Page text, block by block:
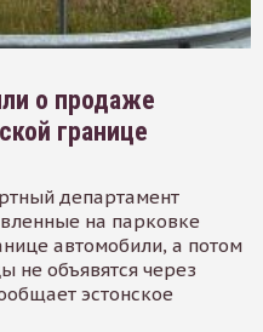
о продаже
границе
департамент
на парковке
автомобили, а потом
не объявятся через
эстонское